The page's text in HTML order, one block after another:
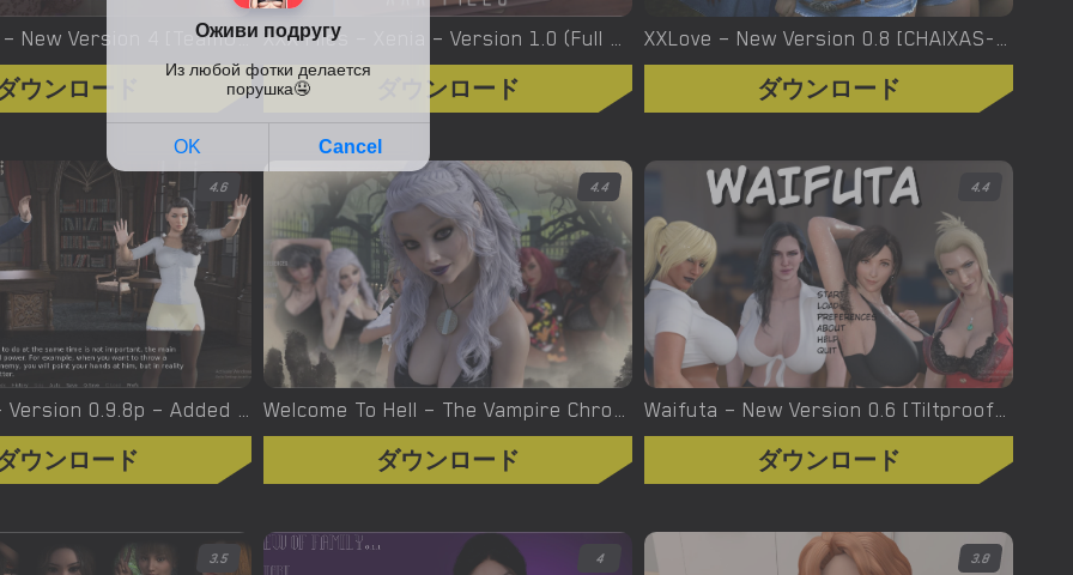
Yes, We Are – New Version 4 [TeamOfOne]
ウンロード
XXX Files – Xenia – Version 1.0 (Full Game) [FutaDomWorld]
ダウンロード
XXLove – New Version 0.8 [CHAIXAS-GAMES]
ダウンロード
4.6
Witchcraft – Version 0.9.8p – Added Android Port [Red Silhouette]
ウンロード
4.4
Welcome To Hell – The Vampire Chronicles – New Version 0.1.0 Remastered [NoobPRO Games]
ダウンロード
4.4
Waifuta – New Version 0.6 [Tiltproofno]
ダウンロード
3.5 4 3.8